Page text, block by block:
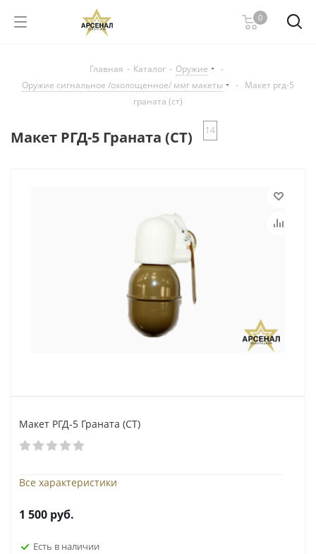
0
Главная - Каталог - Оружие
-
Оружие сигнальное /охолощенное/ ммг макеты
- Макет ргд-5
граната (ст)
Макет РГД-5 Граната (СТ) 14
Макет РГД-5 Граната (СТ)
Все характеристики
1 500 руб.
Есть в наличии